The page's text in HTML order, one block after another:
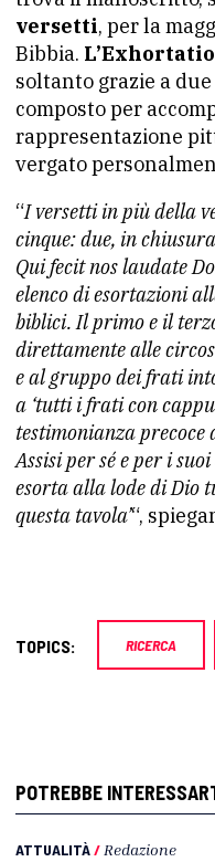
versetti, per la
Bibbia. L’Exhortatio
soltanto grazie a
composto per
rappresentazione
vergato
“I versetti in più della
cinque: due, in
Qui fecit nos laudate
elenco di esortazioni
biblici. Il primo e il
direttamente alle
e al gruppo dei frati
a ‘tutti i frati con
testimonianza precoce
Assisi per sé e per i
esorta alla lode di Dio
questa tavola’“,
TOPICS: RICERCA
POTREBBE
ATTUALITÀ/ Redazione